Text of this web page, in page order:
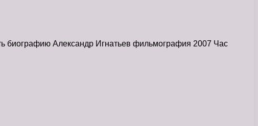
биографию Александр Игнатьев фильмография 2007 Час